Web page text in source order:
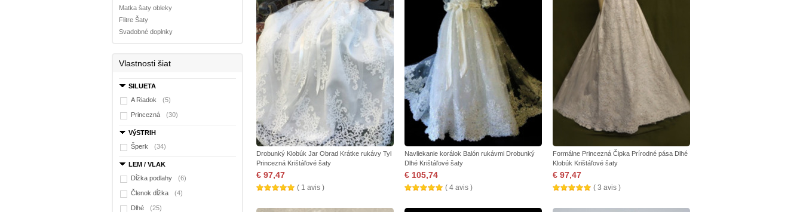
Matka šaty obleky
Flitre Šaty
Svadobné doplnky
Vlastnosti šiat
SILUETA
A Riadok
(5)
Princezná (30)
VýSTRIH
Šperk
(34)
LEM / VLAK
Dĺžka podlahy
(6)
Členok dĺžka (4)
Dlhé (25)
Drobunký Klobúk Jar Obrad Krátke rukávy Tyl
Princezná Krištáľové šaty
€ 97,47
( 1 avis )
Navliekanie korálok Balón rukávmi Drobunký
Dlhé Krištáľové šaty
€ 105,74
( 4 avis )
Formálne Princezná Čipka Prírodné pása Dlhé
Klobúk Krištáľové šaty
€ 97,47
( 3 avis )